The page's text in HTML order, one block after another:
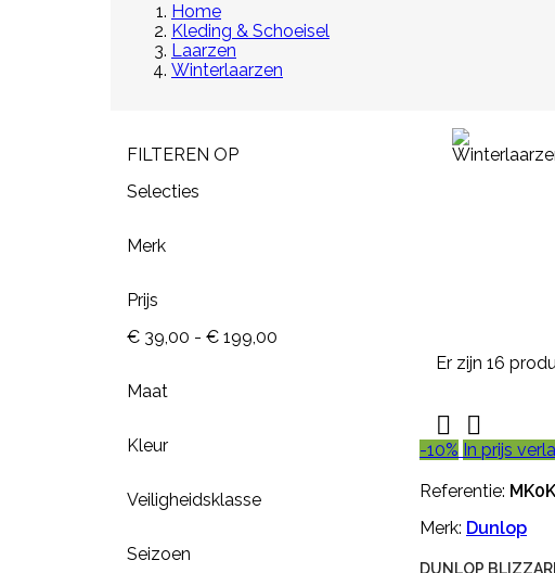
Home
Kleding & Schoeisel
Laarzen
Winterlaarzen
FILTEREN OP
Selecties
Merk
Prijs
€ 39,00 - € 199,00
Maat
Kleur
Veiligheidsklasse
Seizoen
Er zijn 16
 
-10% In prijs
Referentie:
Merk: Dunlop
DUNLOP